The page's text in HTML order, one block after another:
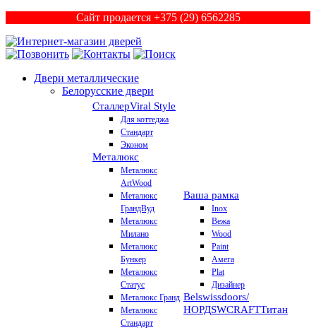
Сайт продается +375 (29) 6562285
Двери металлические
Белорусские двери
СталлерViral Style
Для коттеджа
Стандарт
Эконом
Металюкс
Металюкс
ArtWood
Металюкс
ГрандВуд
Металюкс
Милано
Металюкс
Бункер
Металюкс
Статус
Металюкс Гранд
Металюкс
Стандарт
Ваша рамка
Inox
Вежа
Wood
Paint
Амега
Plat
Дизайнер
Belswissdoors/
НОРДSWCRAFTТитан